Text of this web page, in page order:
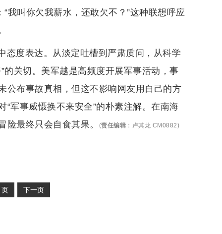
我叫你欠我薪水，还敢欠不？”这种联想呼应
态度表达。从淡定吐槽到严肃质问，从科学
的关切。美军越是高频度开展军事活动，事
公布事故真相，但这不影响网友用自己的方
军事威慑换不来安全”的朴素注解。在南海
最终只会自食其果。
(责任编辑 ： 卢其龙 CM0882)
页 下一页